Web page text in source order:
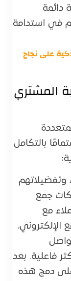
في استدامة
على نجاح
المشتري
بالتكامل
جمع
مع
فاعلية. بعد
دمج هذه